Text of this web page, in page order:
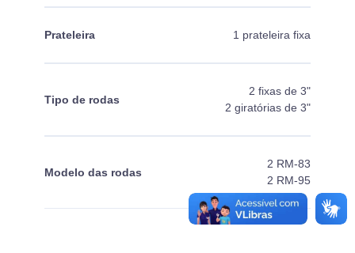
Prateleira 1 prateleira fixa
Tipo de rodas
2 fixas de 3"
2 giratórias de 3"
Modelo das rodas
2 RM-83
2 RM-95